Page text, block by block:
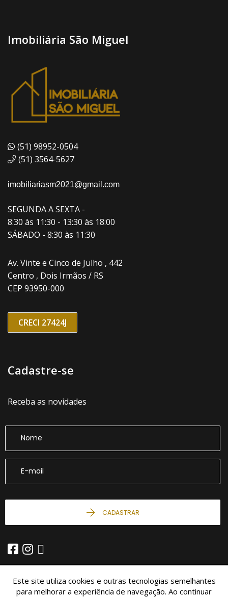
Imobiliária São Miguel
(51) 98952-0504
(51) 3564-5627
imobiliariasm2021@gmail.com
SEGUNDA A SEXTA -
8:30 às 11:30 - 13:30 às 18:00
SÁBADO - 8:30 às 11:30
Av. Vinte e Cinco de Julho , 442
Centro , Dois Irmãos / RS
CEP 93950-000
CRECI 27424J
Cadastre-se
Receba as novidades
CADASTRAR
Este site utiliza cookies e outras tecnologias semelhantes
para melhorar a experiência de navegação. Ao continuar